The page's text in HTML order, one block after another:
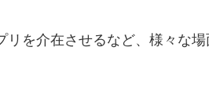
を介在させるなど、様々な場